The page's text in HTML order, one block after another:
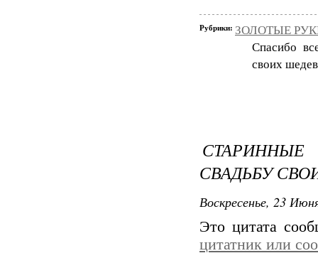
Рубрики: ЗОЛОТЫЕ
Спасибо
своих
СВАДЬБУ
Воскресенье, 23
Это цитата
цитатник или